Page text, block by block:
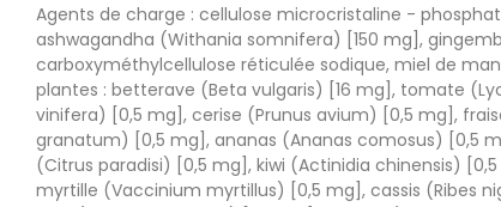
Agents de charge : cellulose microcristaline -
ashwagandha (Withania somnifera) [150 mg],
carboxyméthylcellulose réticulée sodique, miel de
plantes : betterave (Beta vulgaris) [16 mg], tomate
vinifera) [0,5 mg], cerise (Prunus avium) [0,5 mg],
granatum) [0,5 mg], ananas (Ananas comosus) [0,5
(Citrus paradisi) [0,5 mg], kiwi (Actinidia chinensis)
myrtille (Vaccinium myrtillus) [0,5 mg], cassis (Ribes